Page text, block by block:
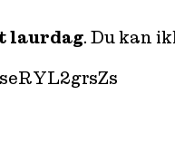
laurdag. Du kan